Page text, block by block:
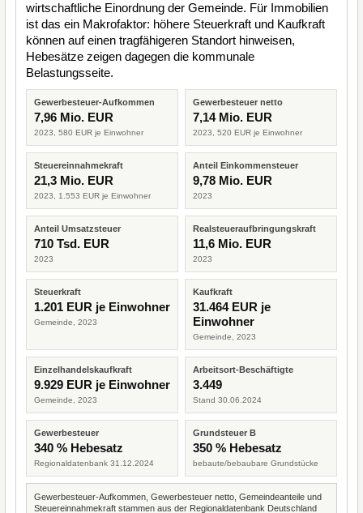
wirtschaftliche Einordnung der Gemeinde. Für Immobilien
ist das ein Makrofaktor: höhere Steuerkraft und Kaufkraft
können auf einen tragfähigeren Standort hinweisen,
Hebesätze zeigen dagegen die kommunale
Belastungsseite.
Gewerbesteuer-Aufkommen
7,96 Mio. EUR
2023, 580 EUR je Einwohner
Gewerbesteuer netto
7,14 Mio. EUR
2023, 520 EUR je Einwohner
Steuereinnahmekraft
21,3 Mio. EUR
2023, 1.553 EUR je Einwohner
Anteil Einkommensteuer
9,78 Mio. EUR
2023
Anteil Umsatzsteuer
710 Tsd. EUR
2023
Realsteueraufbringungskraft
11,6 Mio. EUR
2023
Steuerkraft
1.201 EUR je Einwohner
Gemeinde, 2023
Kaufkraft
31.464 EUR je
Einwohner
Gemeinde, 2023
Einzelhandelskaufkraft
9.929 EUR je Einwohner
Gemeinde, 2023
Arbeitsort-Beschäftigte
3.449
Stand 30.06.2024
Gewerbesteuer
340 % Hebesatz
Regionaldatenbank 31.12.2024
Grundsteuer B
350 % Hebesatz
bebaute/bebaubare Grundstücke
Gewerbesteuer-Aufkommen, Gewerbesteuer netto, Gemeindeanteile und
Steuereinnahmekraft stammen aus der Regionaldatenbank Deutschland